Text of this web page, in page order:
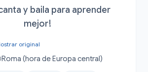
y baila para aprender
mejor!
original
Roma (hora de Europa central)